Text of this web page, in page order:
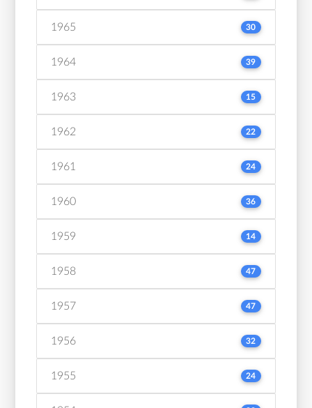
1965 30
1964 39
1963 15
1962 22
1961 24
1960 36
1959 14
1958 47
1957 47
1956 32
1955 24